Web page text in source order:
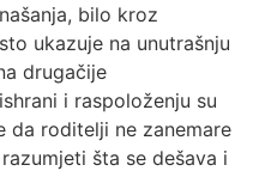
bilo kroz
ukazuje na unutrašnju
drugačije
i raspoloženju su
da roditelji ne zanemare
šta se dešava i